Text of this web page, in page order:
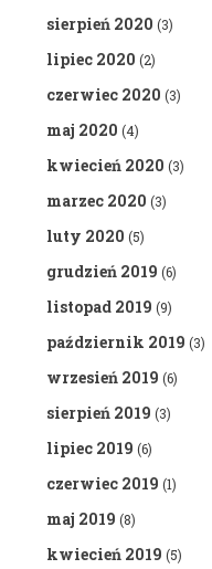
sierpień 2020 (3)
lipiec 2020 (2)
czerwiec 2020 (3)
maj 2020 (4)
kwiecień 2020 (3)
marzec 2020 (3)
luty 2020 (5)
grudzień 2019 (6)
listopad 2019 (9)
październik 2019 (3)
wrzesień 2019 (6)
sierpień 2019 (3)
lipiec 2019 (6)
czerwiec 2019 (1)
maj 2019 (8)
kwiecień 2019 (5)